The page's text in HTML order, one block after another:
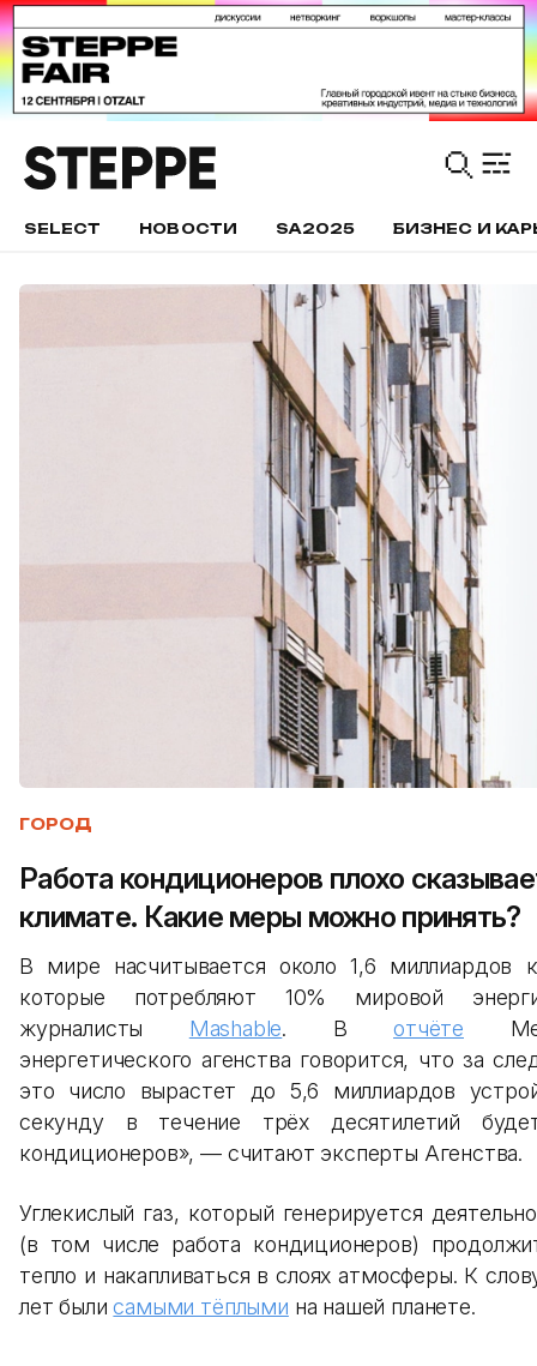
SELECT НОВОСТИ SA2025 БИЗНЕС И
ГОРОД
Работа кондиционеров плохо
климате. Какие меры можно принять?
В мире насчитывается около 1,6 миллиардов
которые потребляют 10% мировой
журналисты Mashable. Вотчёте
энергетического агенства говорится, что за
это число вырастет до 5,6 миллиардов
секунду в течение трёх десятилетий
кондиционеров», — считают эксперты Агенства.
Углекислый газ, который генерируется
(в том числе работа кондиционеров)
тепло и накапливаться в слоях атмосферы. К
лет былисамыми тёплыми на нашей планете.